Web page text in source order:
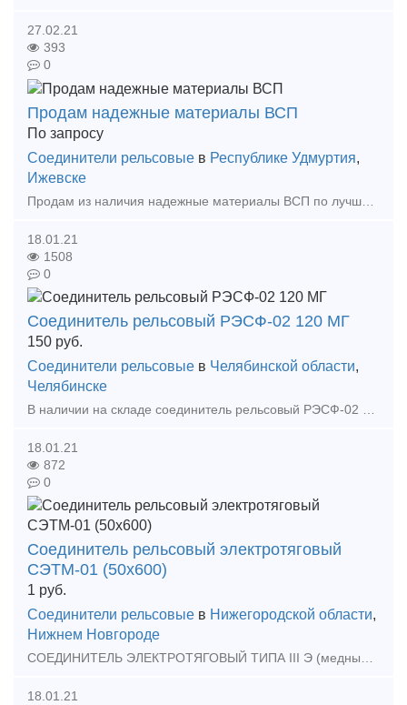
27.02.21
393
0
Продам надежные материалы ВСП
По запросу
Соединители рельсовые в Республике Удмуртия,
Ижевске
18.01.21
1508
0
Соединитель рельсовый РЭСФ-02 120 МГ
150 руб.
Соединители рельсовые в Челябинской области,
Челябинске
В наличии на складе соединитель рельсовый РЭСФ-02 120 МГ, а также большой выбор жд запчастей в наличии и под заказ. Тип предложения: предлагаю продукцию, услугу
18.01.21
872
0
Соединитель рельсовый электротяговый
СЭТМ-01 (50х600)
1 руб.
Соединители рельсовые в Нижегородской области,
Нижнем Новгороде
СОЕДИНИТЕЛЬ ЭЛЕКТРОТЯГОВЫЙ ТИПА III Э (медный, 50х600мм, d=10,20мм) (13450-00-00) Электротяговые соединители предназначены для обеспечения без­опасности движения поездов и для
18.01.21